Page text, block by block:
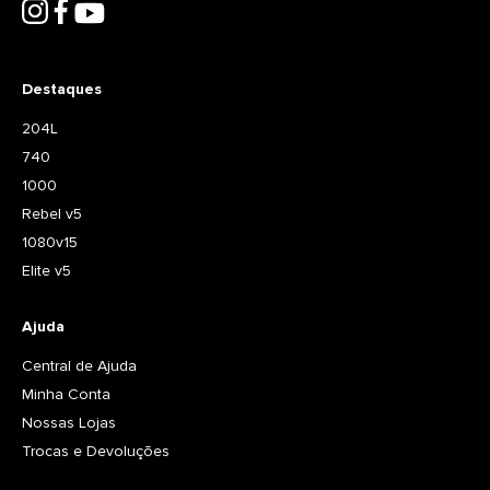
Destaques
204L
740
1000
Rebel v5
1080v15
Elite v5
Ajuda
Central de Ajuda
Minha Conta
Nossas Lojas
Trocas e Devoluções